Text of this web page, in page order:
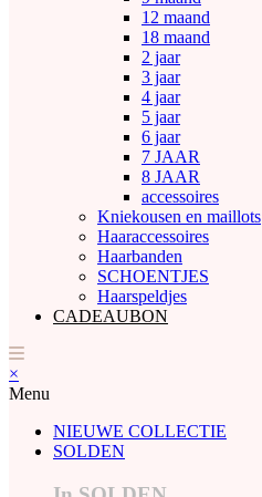
12 maand
18 maand
2 jaar
3 jaar
4 jaar
5 jaar
6 jaar
7 JAAR
8 JAAR
accessoires
Kniekousen en maillots
Haaraccessoires
Haarbanden
SCHOENTJES
Haarspeldjes
CADEAUBON
×
Menu
NIEUWE COLLECTIE
SOLDEN